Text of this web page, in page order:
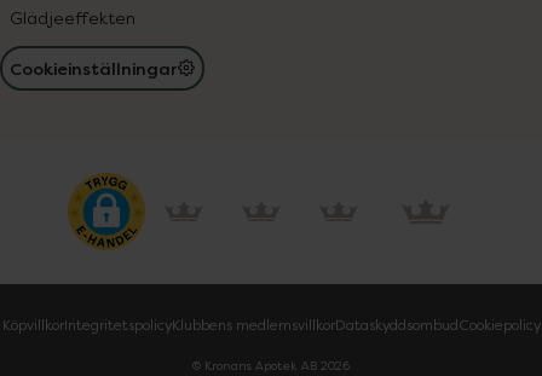
Glädjeeffekten
Cookieinställningar
KöpvillkorIntegritetspolicyKlubbens medlemsvillkorDataskyddsombudCookiepolicy
© Kronans Apotek AB 2026